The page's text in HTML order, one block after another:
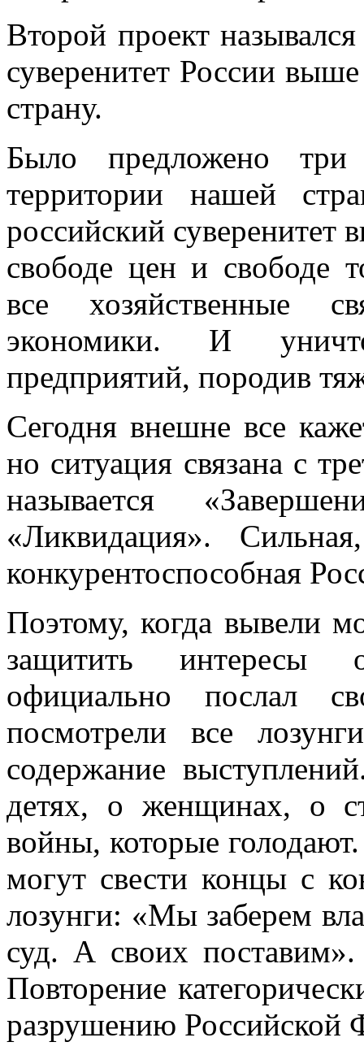
Второй проект
суверенитет России
страну.
Было предложено
территории нашей
российский суверенитет
свободе цен и свободе
все хозяйственные
экономики. И
предприятий, породив
Сегодня внешне все
но ситуация связана с
называется
«Ликвидация».
конкурентоспособная
Поэтому, когда вывели
защитить интересы
официально послал
посмотрели все
содержание
детях, о женщинах, о
войны, которые
могут свести концы с
лозунги: «Мы заберем
суд. А своих
Повторение
разрушению Российской